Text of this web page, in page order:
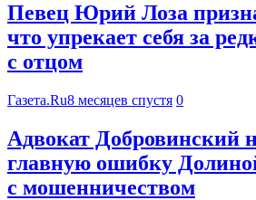
Певец Юрий Лоза
что упрекает себя за
с отцом
Газета.Ru8 месяцев спустя 0
Адвокат Добровинский
главную ошибку
с мошенничеством